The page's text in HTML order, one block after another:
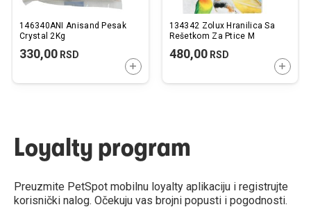
146340ANI Anisand Pesak
Crystal 2Kg
330,00 RSD
DODAJTE U KORPU
134342 Zolux Hranilica Sa
Rešetkom Za Ptice M
480,00RSD
Loyalty program
Preuzmite PetSpot mobilnu loyalty aplikaciju i registrujte
korisnički nalog. Očekuju vas brojni popusti i pogodnosti.